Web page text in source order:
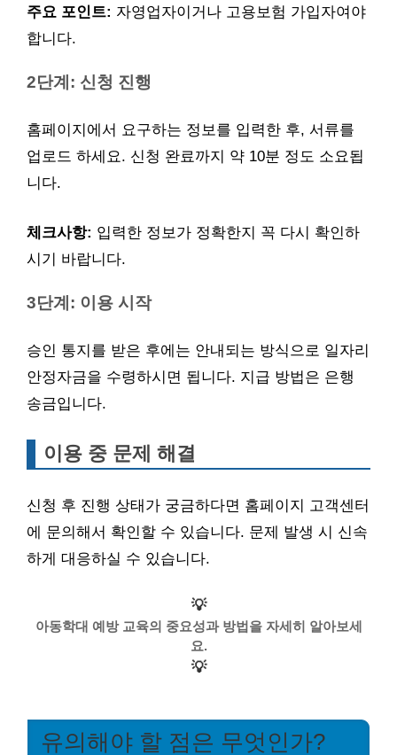
주요 포인트: 자영업자이거나 고용보험 가입자여야
합니다.
2단계: 신청 진행
홈페이지에서 요구하는 정보를 입력한 후, 서류를
업로드 하세요. 신청 완료까지 약 10분 정도 소요됩
니다.
체크사항: 입력한 정보가 정확한지 꼭 다시 확인하
시기 바랍니다.
3단계: 이용 시작
승인 통지를 받은 후에는 안내되는 방식으로 일자리
안정자금을 수령하시면 됩니다. 지급 방법은 은행
송금입니다.
이용 중 문제 해결
신청 후 진행 상태가 궁금하다면 홈페이지 고객센터
에 문의해서 확인할 수 있습니다. 문제 발생 시 신속
하게 대응하실 수 있습니다.
💡
아동학대 예방 교육의 중요성과 방법을 자세히 알아보세
요.
💡
유의해야 할 점은 무엇인가?